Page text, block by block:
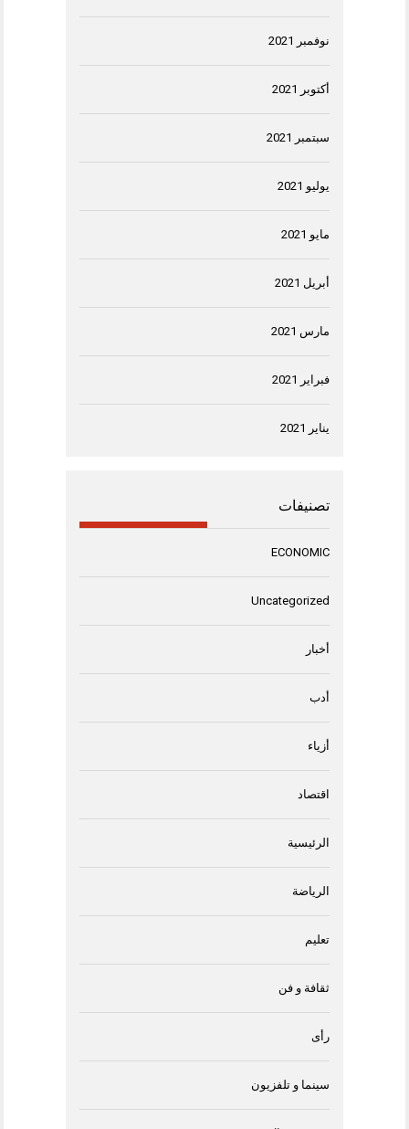
نوفمبر 2021
أكتوبر 2021
سبتمبر 2021
يوليو 2021
مايو 2021
أبريل 2021
مارس 2021
فبراير 2021
يناير 2021
تصنيفات
ECONOMIC
Uncategorized
أخبار
أدب
أزياء
اقتصاد
الرئيسية
الرياضة
تعليم
ثقافة و فن
رأى
سينما و تلفزيون